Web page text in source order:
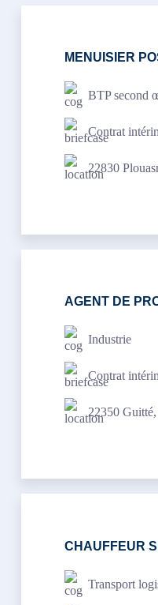
MENUISIER
BTP second
Contrat
22830
AGENT DE
Industrie
Contrat
22350
CHAUFFEUR
Transport